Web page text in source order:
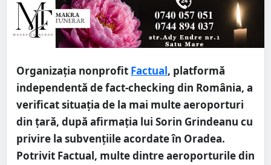
Organizația nonprofit Factual, platformă
independentă de fact-checking din România, a
verificat situația de la mai multe aeroporturi
din țară, după afirmația lui Sorin Grindeanu cu
privire la subvențiile acordate în Oradea.
Potrivit Factual, multe dintre aeroporturile din